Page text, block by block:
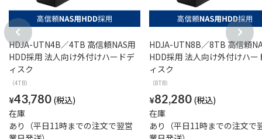
HDJA-UTN4B／4TB 高信頼NAS用
HDD採用 法人向け外付けハードデ
ィスク
（4TB）
¥43,780
在庫
あり（平日11時までの注文で翌営
HDJA-UTN8B／8TB 高信頼
HDD採用 法人向け外付けハー
ィスク
（8TB）
¥82,280
在庫
あり（平日11時までの注文で